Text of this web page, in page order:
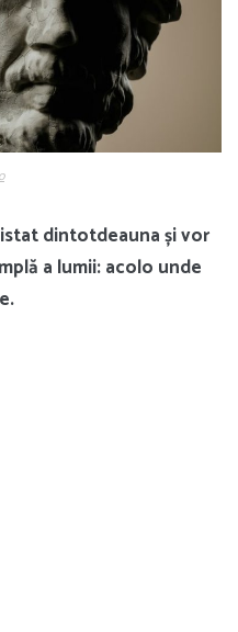
dintotdeauna și vor
a lumii: acolo unde